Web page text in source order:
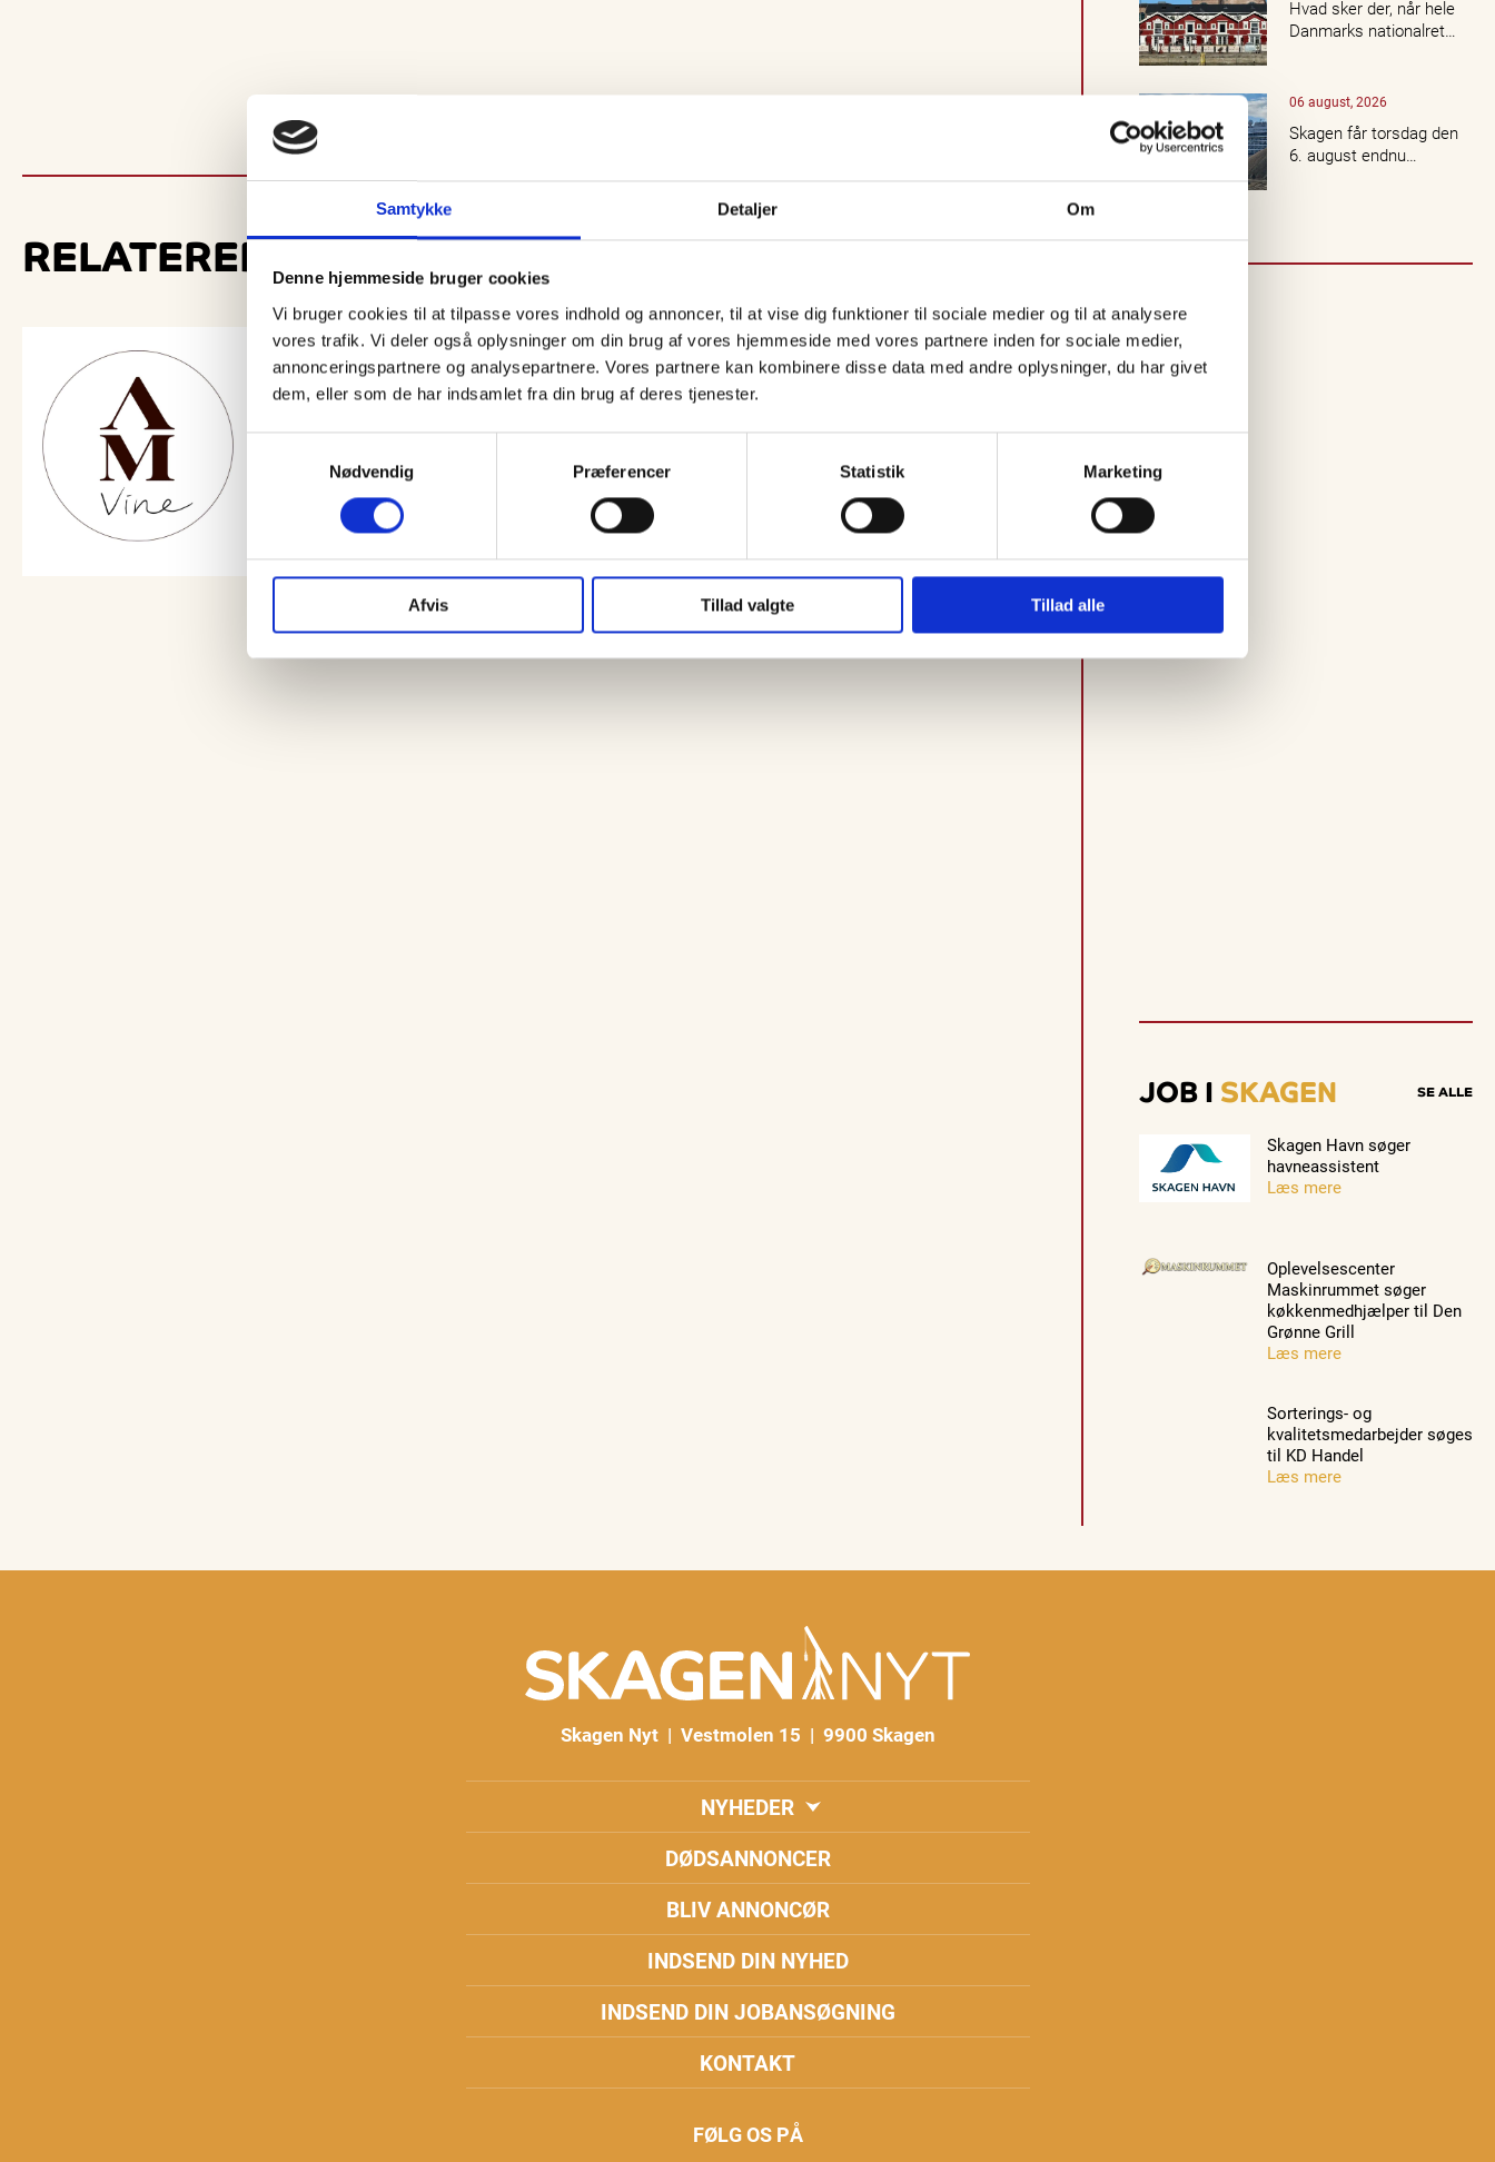
Samtykke Detaljer Om
Denne hjemmeside bruger cookies
Vi bruger cookies til at tilpasse vores indhold og annoncer, til at vise dig funktioner til sociale medier og til at analysere
vores trafik. Vi deler også oplysninger om din brug af vores hjemmeside med vores partnere inden for sociale medier,
annonceringspartnere og analysepartnere. Vores partnere kan kombinere disse data med andre oplysninger, du har givet
dem, eller som de har indsamlet fra din brug af deres tjenester.
Nødvendig
Præferencer Statistik Marketing
Afvis Tillad valgte Tillad alle
RELATEREDEVIN- OG SPIRITUS
Hvad sker der, når hele
Danmarks nationalret…
06 august, 2026
Skagen får torsdag den
6. august endnu…
JOB I SKAGEN SE ALLE
Skagen Havn søger
havneassistent
Læs mere
Oplevelsescenter
Maskinrummet søger
køkkenmedhjælper til Den
Grønne Grill
Læs mere
Sorterings- og
kvalitetsmedarbejder søges
til KD Handel
Læs mere
Skagen Nyt | Vestmolen 15 | 9900 Skagen
NYHEDER
DØDSANNONCER
BLIV ANNONCØR
INDSEND DIN NYHED
INDSEND DIN JOBANSØGNING
KONTAKT
FØLG OS PÅ